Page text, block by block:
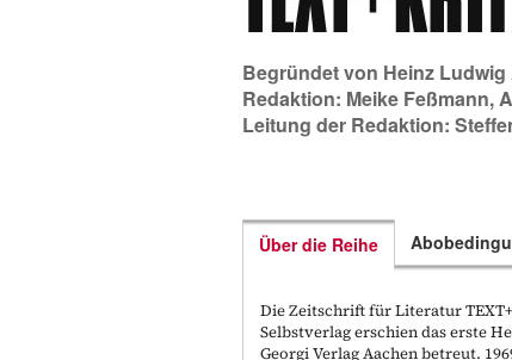
Begründet von Heinz
Redaktion: Meike Feßmann,
Leitung der Redaktion:
Über die Reihe
Die Zeitschrift für Literatur
Selbstverlag erschien das erste
Georgi Verlag Aachen betreut.